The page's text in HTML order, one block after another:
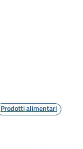
Prodotti alimentari